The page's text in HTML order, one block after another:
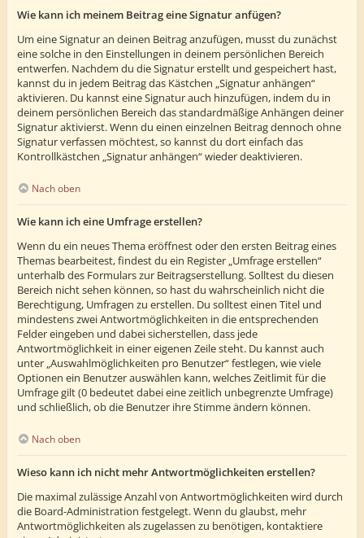
Wie kann ich meinem Beitrag eine Signatur anfügen?
Um eine Signatur an deinen Beitrag anzufügen, musst du zunächst
eine solche in den Einstellungen in deinem persönlichen Bereich
entwerfen. Nachdem du die Signatur erstellt und gespeichert hast,
kannst du in jedem Beitrag das Kästchen „Signatur anhängen“
aktivieren. Du kannst eine Signatur auch hinzufügen, indem du in
deinem persönlichen Bereich das standardmäßige Anhängen deiner
Signatur aktivierst. Wenn du einen einzelnen Beitrag dennoch ohne
Signatur verfassen möchtest, so kannst du dort einfach das
Kontrollkästchen „Signatur anhängen“ wieder deaktivieren.
Nach oben
Wie kann ich eine Umfrage erstellen?
Wenn du ein neues Thema eröffnest oder den ersten Beitrag eines
Themas bearbeitest, findest du ein Register „Umfrage erstellen“
unterhalb des Formulars zur Beitragserstellung. Solltest du diesen
Bereich nicht sehen können, so hast du wahrscheinlich nicht die
Berechtigung, Umfragen zu erstellen. Du solltest einen Titel und
mindestens zwei Antwortmöglichkeiten in die entsprechenden
Felder eingeben und dabei sicherstellen, dass jede
Antwortmöglichkeit in einer eigenen Zeile steht. Du kannst auch
unter „Auswahlmöglichkeiten pro Benutzer“ festlegen, wie viele
Optionen ein Benutzer auswählen kann, welches Zeitlimit für die
Umfrage gilt (0 bedeutet dabei eine zeitlich unbegrenzte Umfrage)
und schließlich, ob die Benutzer ihre Stimme ändern können.
Nach oben
Wieso kann ich nicht mehr Antwortmöglichkeiten erstellen?
Die maximal zulässige Anzahl von Antwortmöglichkeiten wird durch
die Board-Administration festgelegt. Wenn du glaubst, mehr
Antwortmöglichkeiten als zugelassen zu benötigen, kontaktiere